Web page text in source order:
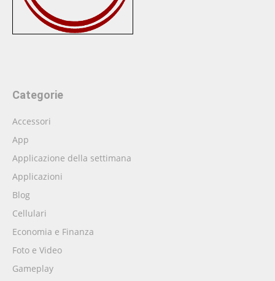
Categorie
Accessori
App
Applicazione della settimana
Applicazioni
Blog
Cellulari
Economia e Finanza
Foto e Video
Gameplay